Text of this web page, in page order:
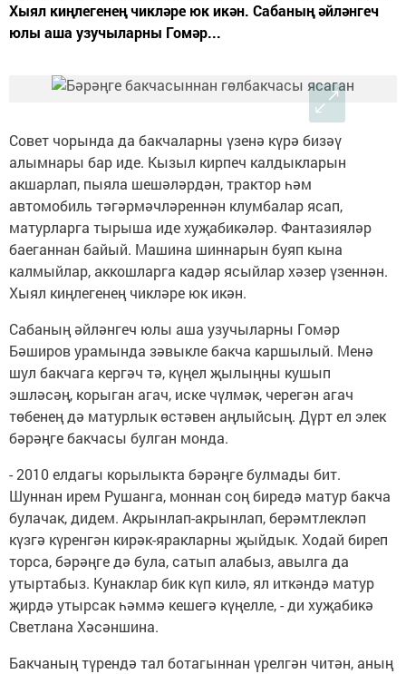
Хыял киңлегенең чикләре юк икән. Сабаның әйләнгеч
юлы аша узучыларны Гомәр...
Совет чорында да бакчаларны үзенә күрә бизәү
алымнары бар иде. Кызыл кирпеч калдыкларын
акшарлап, пыяла шешәләрдән, трактор һәм
автомобиль тәгәрмәчләреннән клумбалар ясап,
матурларга тырыша иде хуҗабикәләр. Фантазияләр
баеганнан байый. Машина шиннарын буяп кына
калмыйлар, аккошларга кадәр ясыйлар хәзер үзеннән.
Хыял киңлегенең чикләре юк икән.
Сабаның әйләнгеч юлы аша узучыларны Гомәр
Бәширов урамында зәвыкле бакча каршылый. Менә
шул бакчага кергәч тә, күңел җылыңны кушып
эшләсәң, корыган агач, иске чүлмәк, черегән агач
төбенең дә матурлык өстәвен аңлыйсың. Дүрт ел элек
бәрәңге бакчасы булган монда.
- 2010 елдагы корылыкта бәрәңге булмады бит.
Шуннан ирем Рушанга, моннан соң биредә матур бакча
булачак, дидем. Акрынлап-акрынлап, берәмтлекләп
күзгә күренгән кирәк-яракларны җыйдык. Ходай биреп
торса, бәрәңге дә була, сатып алабыз, авылга да
утыртабыз. Кунаклар бик күп килә, ял иткәндә матур
җирдә утырсак һәммә кешегә күңелле, - ди хуҗабикә
Светлана Хәсәншина.
Бакчаның түрендә тал ботагыннан үрелгән читән, аның